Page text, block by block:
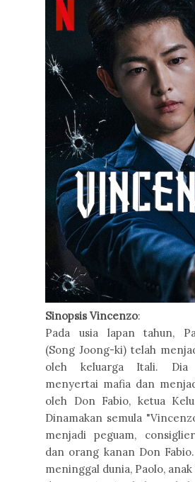
Sinopsis Vincenzo:
Pada usia lapan tahun,
(Song Joong-ki) telah
oleh keluarga Itali. Dia
menyertai mafia dan
oleh Don Fabio, ketua
Dinamakan semula
menjadi peguam,
dan orang kanan Don
meninggal dunia, Paolo,